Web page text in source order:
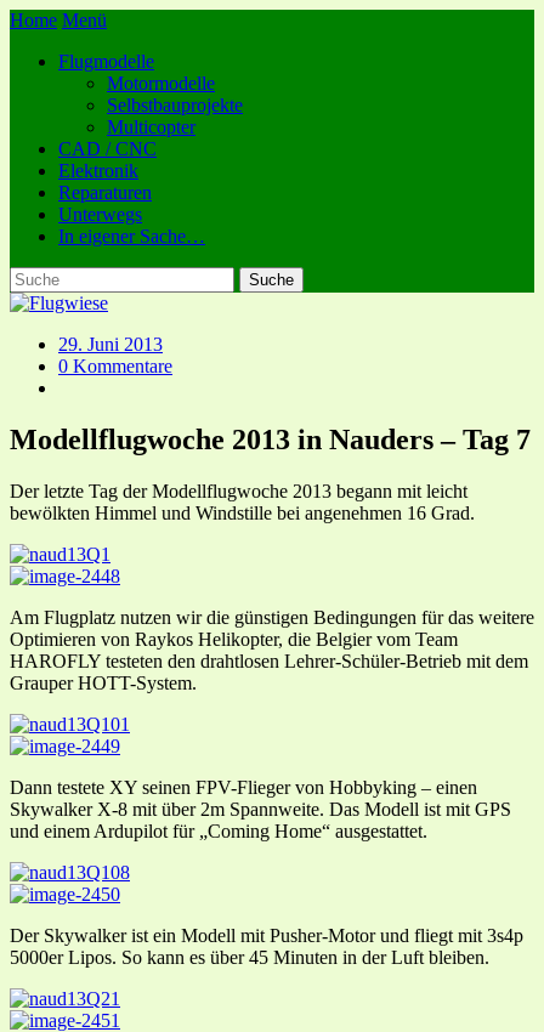
Home Menü
Flugmodelle
Motormodelle
Selbstbauprojekte
Multicopter
CAD / CNC
Elektronik
Reparaturen
Unterwegs
In eigener Sache…
29. Juni 2013
0 Kommentare
Modellflugwoche 2013 in Nauders – Tag 7
Der letzte Tag der Modellflugwoche 2013 begann mit leicht
bewölkten Himmel und Windstille bei angenehmen 16 Grad.
Am Flugplatz nutzen wir die günstigen Bedingungen für das weitere
Optimieren von Raykos Helikopter, die Belgier vom Team
HAROFLY testeten den drahtlosen Lehrer-Schüler-Betrieb mit dem
Grauper HOTT-System.
Dann testete XY seinen FPV-Flieger von Hobbyking – einen
Skywalker X-8 mit über 2m Spannweite. Das Modell ist mit GPS
und einem Ardupilot für „Coming Home“ ausgestattet.
Der Skywalker ist ein Modell mit Pusher-Motor und fliegt mit 3s4p
5000er Lipos. So kann es über 45 Minuten in der Luft bleiben.